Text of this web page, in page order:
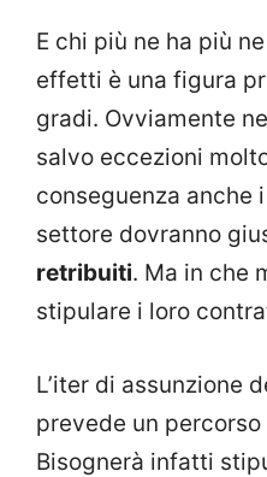
E chi più ne ha più
effetti è una figura
gradi. Ovviamente
salvo eccezioni
conseguenza anche
settore dovranno
retribuiti. Ma in che
stipulare i loro
L’iter di assunzione
prevede un
Bisognerà infatti